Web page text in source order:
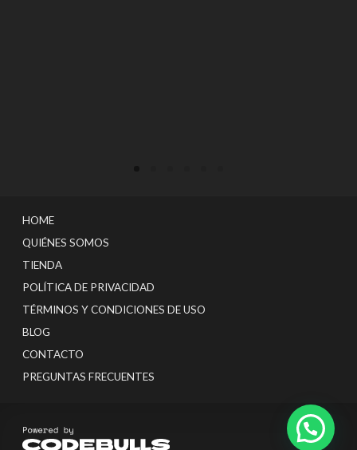
HOME
QUIÉNES SOMOS
TIENDA
POLÍTICA DE PRIVACIDAD
TÉRMINOS Y CONDICIONES DE USO
BLOG
CONTACTO
PREGUNTAS FRECUENTES